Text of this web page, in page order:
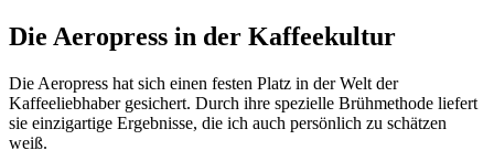
Die Aeropress in der Kaffeekultur
Die Aeropress hat sich einen festen Platz in der Welt der
Kaffeeliebhaber gesichert. Durch ihre spezielle Brühmethode liefert
sie einzigartige Ergebnisse, die ich auch persönlich zu schätzen
weiß.